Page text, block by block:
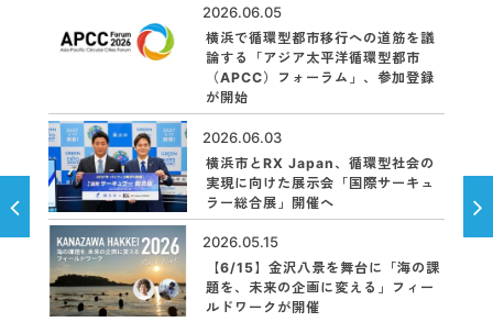
2026.06.05
横浜で循環型都市移行への道筋を議
論する「アジア太平洋循環型都市
（APCC）フォーラム」、参加登録
が開始
2026.06.03
横浜市とRX Japan、循環型社会の
実現に向けた展示会「国際サーキュ
ラー総合展」開催へ
2026.05.15
【6/15】金沢八景を舞台に「海の課
題を、未来の企画に変える」フィー
ルドワークが開催